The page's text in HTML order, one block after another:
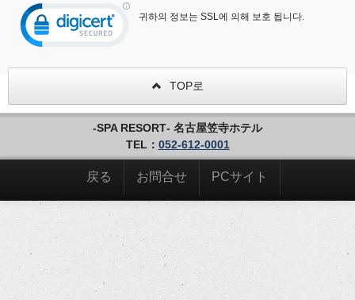
귀하의 정보는 SSL에 의해 보호 됩니다.
TOP로
‐SPA RESORT‐ 名古屋笠寺ホテル
TEL： 052-612-0001
戻る お問合せ PCサイト